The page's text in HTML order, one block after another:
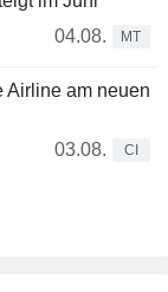
04.08.
MT
Airline am neuen
03.08.
CI